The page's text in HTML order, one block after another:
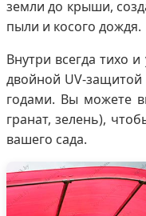
земли до крыши,
пыли и косого дождя.
Внутри всегда тихо
двойной UV-защитой
годами. Вы можете
гранат, зелень),
вашего сада.